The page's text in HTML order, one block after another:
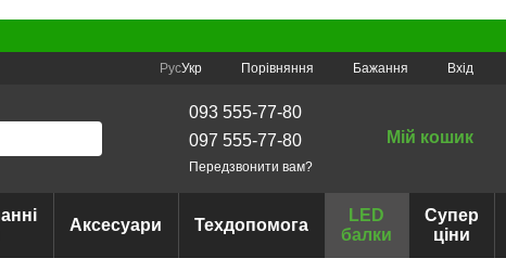
РусУкр Порівняння Бажання Вхід
093 555-77-80
097 555-77-80
Передзвонити вам?
Мій кошик
Аксесуари Техдопомога
LED
балки
Супер
ціни